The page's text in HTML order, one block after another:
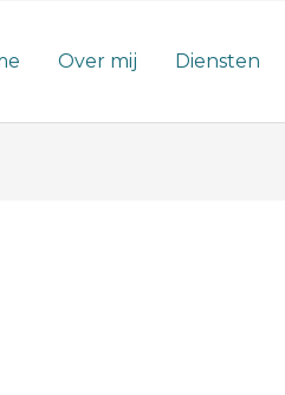
Over mij Diensten